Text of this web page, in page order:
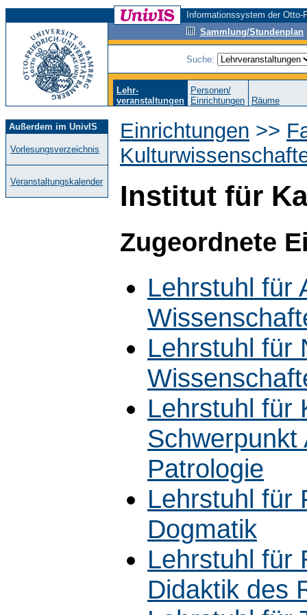
Informationssystem der
Sammlung/Stundenplan
Suche:
Lehr-
veranstaltungen
Personen/
Einrichtungen
Räume
Außerdem im UnivIS
Vorlesungsverzeichnis
Veranstaltungskalender
Einrichtungen >>
Institut für
Zugeordnete
Lehrstuhl für
Lehrstuhl für
Lehrstuhl für
Schwerpunkt
Patrologie
Lehrstuhl für
Dogmatik
Lehrstuhl für
Didaktik des